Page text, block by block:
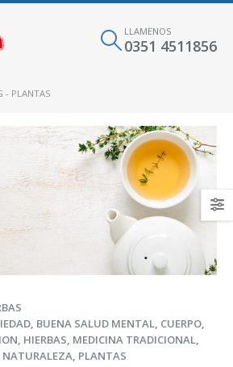
LLAMENOS
0351 4511856
- PLANTAS
, BUENA SALUD MENTAL, CUERPO,
, HIERBAS, MEDICINA TRADICIONAL,
NATURALEZA, PLANTAS